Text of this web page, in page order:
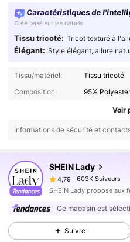
Caractéristiques de
Créé basé sur les détails
Tissu tricoté: Tricot texturé à
Élégant: Style élégant, allure
Tissu/matériel:
Tissu tricoté
Composition:
95%
Voir
Informations de sécurité et
SHEIN Lady
4,79
603K Suiveurs
a***aest en train de
4,79
603K Suiveurs
4,79 603K Suiveurs
4,79 603K Suiveurs
Ce magasin est
Suivre